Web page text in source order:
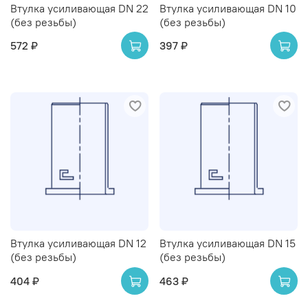
Втулка усиливающая DN 22
(без резьбы)
572 ₽
Втулка усиливающая DN 10
(без резьбы)
397 ₽
Втулка усиливающая DN 12
(без резьбы)
404 ₽
Втулка усиливающая DN 15
(без резьбы)
463 ₽